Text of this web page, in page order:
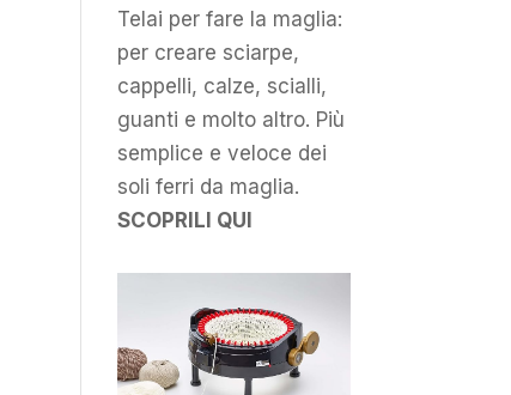
Telai per fare la maglia:
per creare sciarpe,
cappelli, calze, scialli,
guanti e molto altro. Più
semplice e veloce dei
soli ferri da maglia.
SCOPRILI QUI